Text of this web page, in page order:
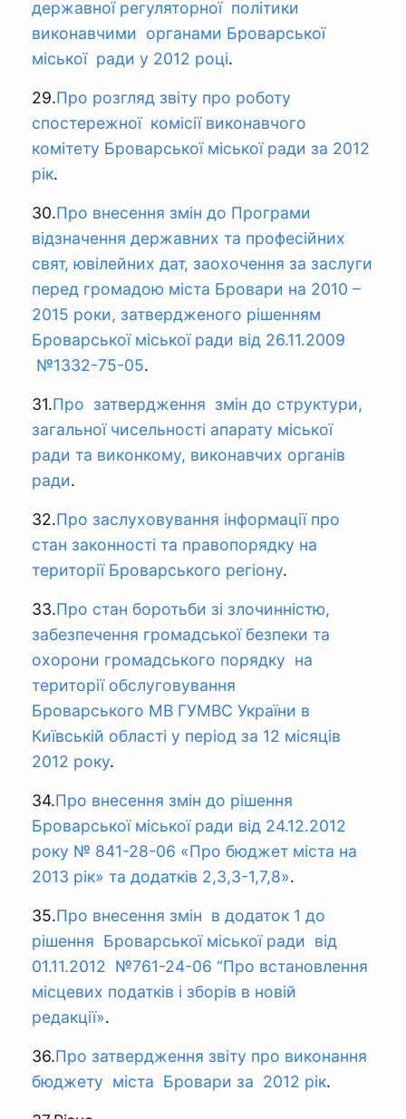
державної регуляторної політики
виконавчими органами Броварської
міської ради у 2012 році.
29.Про розгляд звіту про роботу
спостережної комісії виконавчого
комітету Броварської міської ради за 2012
рік.
30.Про внесення змін до Програми
відзначення державних та професійних
свят, ювілейних дат, заохочення за заслуги
перед громадою міста Бровари на 2010 –
2015 роки, затвердженого рішенням
Броварської міської ради від 26.11.2009
№1332-75-05.
31.Про затвердження змін до структури,
загальної чисельності апарату міської
ради та виконкому, виконавчих органів
ради.
32.Про заслуховування інформації про
стан законності та правопорядку на
території Броварського регіону.
33.Про стан боротьби зі злочинністю,
забезпечення громадської безпеки та
охорони громадського порядку на
території обслуговування
Броварського МВ ГУМВС України в
Київській області у період за 12 місяців
2012 року.
34.Про внесення змін до рішення
Броварської міської ради від 24.12.2012
року № 841-28-06 «Про бюджет міста на
2013 рік» та додатків 2,3,3-1,7,8».
35.Про внесення змін в додаток 1 до
рішення Броварської міської ради від
01.11.2012 №761-24-06 “Про встановлення
місцевих податків і зборів в новій
редакції».
36.Про затвердження звіту про виконання
бюджету міста Бровари за 2012 рік.